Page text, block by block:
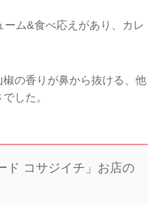
ム&食べ応えがあり、カレ
の香りが鼻から抜ける、他
した。
ド コサジイチ」お店の